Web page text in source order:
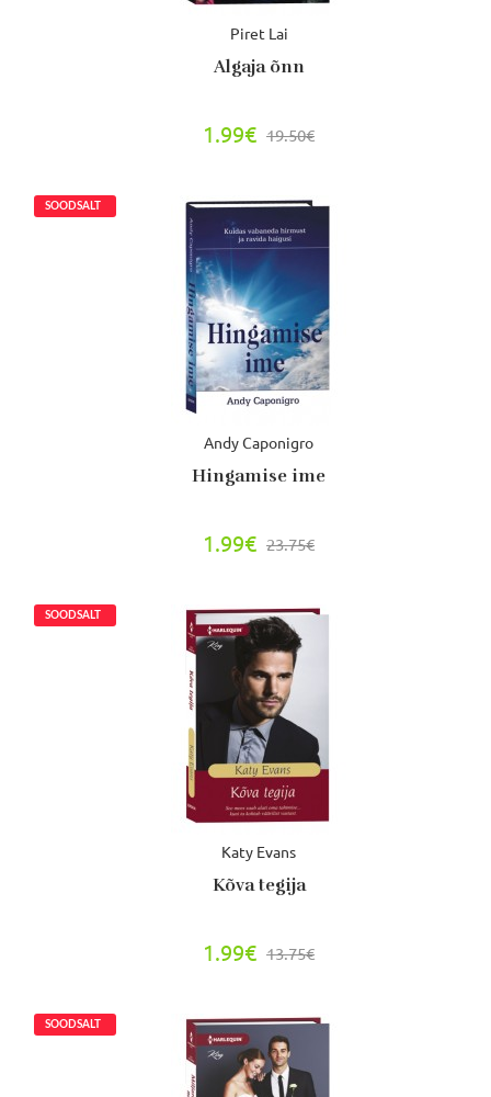
Piret Lai
Algaja õnn
1.99€ 19.50€
Andy Caponigro
Hingamise ime
1.99€ 23.75€
Katy Evans
Kõva tegija
1.99€ 13.75€